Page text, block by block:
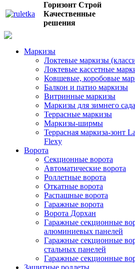
Горизонт Строй
Качественные
решения
Маркизы
Локтевые маркизы
Локтевые кассетные
Ковшевые, коробовые
Балкон и патио маркизы
Витринные маркизы
Маркизы для зимнего сада
Террасные маркизы
Маркизы-ширмы
Террасная маркиза-зонт
Flexy
Ворота
Секционные ворота
Автоматические ворота
Роллетные ворота
Откатные ворота
Распашные ворота
Гаражные ворота
Ворота Дорхан
Гаражные секционные
алюминиевых панелей
Гаражные секционные
стальных панелей
Гаражные секционные
Защитные роллеты